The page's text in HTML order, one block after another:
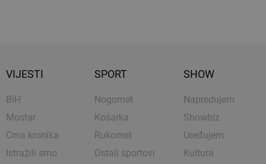
VIJESTI
BIH
Mostar
Crna kronika
Istražili smo
SPORT
Nogomet
Košarka
Rukomet
Ostali sportovi
SHOW
Napredujem
Showbiz
Uređujem
Kultura